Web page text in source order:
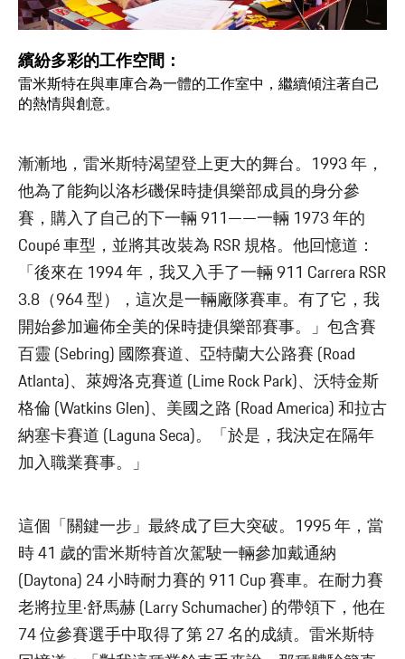
繽紛多彩的工作空間：
雷米斯特在與車庫合為一體的工作室中，繼續傾注著自己
的熱情與創意。
漸漸地，雷米斯特渴望登上更大的舞台。1993 年，
他為了能夠以洛杉磯保時捷俱樂部成員的身分參
賽，購入了自己的下一輛 911——一輛 1973 年的
Coupé 車型，並將其改裝為 RSR 規格。他回憶道：
「後來在 1994 年，我又入手了一輛 911 Carrera RSR
3.8（964 型），這次是一輛廠隊賽車。有了它，我
開始參加遍佈全美的保時捷俱樂部賽事。」包含賽
百靈 (Sebring) 國際賽道、亞特蘭大公路賽 (Road
Atlanta)、萊姆洛克賽道 (Lime Rock Park)、沃特金斯
格倫 (Watkins Glen)、美國之路 (Road America) 和拉古
納塞卡賽道 (Laguna Seca)。「於是，我決定在隔年
加入職業賽事。」
這個「關鍵一步」最終成了巨大突破。1995 年，當
時 41 歲的雷米斯特首次駕駛一輛參加戴通納
(Daytona) 24 小時耐力賽的 911 Cup 賽車。在耐力賽
老將拉里·舒馬赫 (Larry Schumacher) 的帶領下，他在
74 位參賽選手中取得了第 27 名的成績。雷米斯特